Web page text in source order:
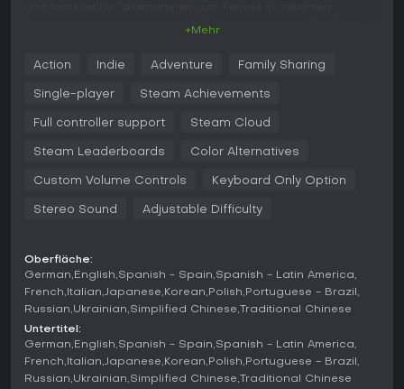
Exploration ist zentral: Die vernetzten Regionen von New
Kunlun laden zum Zurückkehren ein, um Geheimnisse
aufzudecken und die Story zusammenzusetzen. Kämpfe
erfordern Geduld, vor allem gegen Bosse, die Yi's Bogen
Bedrohungen zu meistern.
Die Mechaniken greifen auf eine Taopunk-Ästhetik zurück,
das prägt Fähigkeiten wie Talisman-Explosionen und
eindrucksvoll.
Spielmodi
Nine Sols konzentriert sich auf eine Singleplayer-Kampagne,
die Yi's Quest ohne Multiplayer oder Wettkampfmodi
durchführt. Fortschritt hängt eng mit Story, Exploration und
Boss-Kämpfen im verlassenen Reich zusammen.
+Mehr
Action Indie Adventure Family Sharing
Single-player Steam Achievements
Full controller support Steam Cloud
Steam Leaderboards Color Alternatives
Custom Volume Controls Keyboard Only Option
Stereo Sound Adjustable Difficulty
Oberfläche:
German English Spanish - Spain Spanish - Latin America
French Italian Japanese Korean Polish Portuguese - Brazil
Russian Ukrainian Simplified Chinese
Traditional Chinese
Untertitel:
German English Spanish - Spain Spanish - Latin America
French Italian Japanese Korean Polish Portuguese - Brazil
Russian Ukrainian Simplified Chinese Traditional Chinese